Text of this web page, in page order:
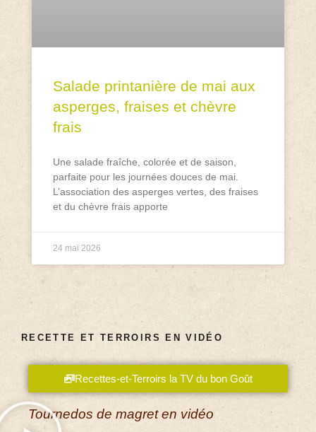
Salade printanière de mai aux
asperges, fraises et chèvre
frais
Une salade fraîche, colorée et de saison,
parfaite pour les journées douces de mai.
L’association des asperges vertes, des fraises
et du chèvre frais apporte
24 mai 2026
RECETTE ET TERROIRS EN VIDÉO
Recettes-et-Terroirs la TV du bon Goût
Tournedos de magret en vidéo